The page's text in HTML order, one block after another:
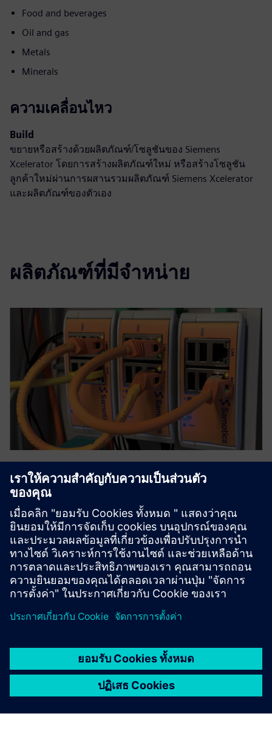
Food and beverages
Oil and gas
Metals
Minerals
ความเคลื่อนไหว
Build
ขยายหรือสร้างด้วยผลิตภัณฑ์/โซลูชันของ Siemens
Xcelerator โดยการสร้างผลิตภัณฑ์ใหม่ หรือสร้างโซลูชัน
ลูกค้าใหม่ผ่านการผสานรวมผลิตภัณฑ์ Siemens Xcelerator
และผลิตภัณฑ์ของตัวเอง
ผลิตภัณฑ์ที่มีจำหน่าย
SAM4 Health
SAM4 Health วิเคราะห์สัญญาณกระแสและแรงดันไฟฟ้าเพื่อ
ตรวจจับความผิดพลาดทางไฟฟ้าและเครื่องกลด้วยความ
แม่นยำ ~ 90%ระบบสามารถติดตั้งภายในตู้ควบคุมมอเตอร์ได้
อย่างง่ายดายดังนั้นจึงสามารถตรวจสอบสินทรัพย์ที่สำคัญ
ของคุณจากระยะไกลและในระดับได...
เรียนรู้เพิ่มเติม